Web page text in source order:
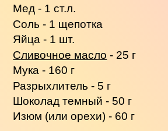
Мед - 1 ст.л.
Соль - 1 щепотка
Яйца - 1 шт.
Сливочное масло - 25 г
Мука - 160 г
Разрыхлитель - 5 г
Шоколад темный - 50 г
Изюм (или орехи) - 60 г